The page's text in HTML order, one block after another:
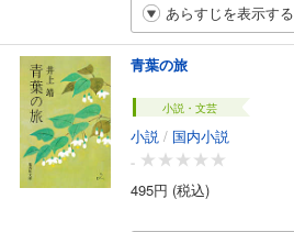
あらすじを表示する
青葉の旅
小説・文芸
小説 / 国内小説
-
495円 (税込)